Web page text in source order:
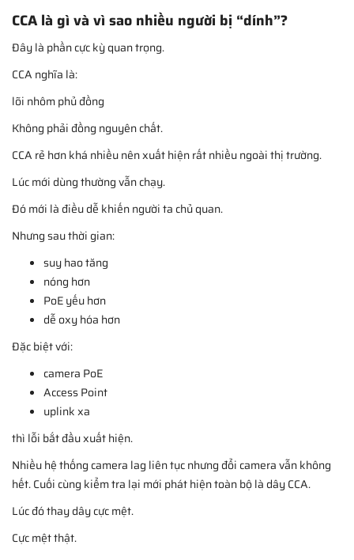
CCA là gì và vì sao nhiều người bị “dính”?
Đây là phần cực kỳ quan trọng.
CCA nghĩa là:
lõi nhôm phủ đồng
Không phải đồng nguyên chất.
CCA rẻ hơn khá nhiều nên xuất hiện rất nhiều ngoài thị trường.
Lúc mới dùng thường vẫn chạy.
Đó mới là điều dễ khiến người ta chủ quan.
Nhưng sau thời gian:
suy hao tăng
nóng hơn
PoE yếu hơn
dễ oxy hóa hơn
Đặc biệt với:
camera PoE
Access Point
uplink xa
thì lỗi bắt đầu xuất hiện.
Nhiều hệ thống camera lag liên tục nhưng đổi camera vẫn không
hết. Cuối cùng kiểm tra lại mới phát hiện toàn bộ là dây CCA.
Lúc đó thay dây cực mệt.
Cực mệt thật.